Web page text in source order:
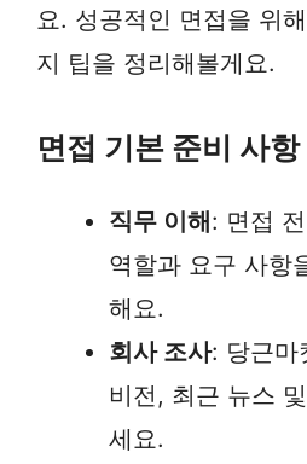
요. 성공적인 면접을 위
지 팁을 정리해볼게요.
면접 기본 준비 사항
직무 이해: 면접
역할과 요구 사항
해요.
회사 조사: 당근마
비전, 최근 뉴스
세요.